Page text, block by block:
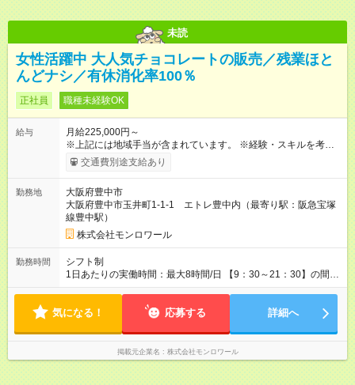
未読
女性活躍中 大人気チョコレートの販売／残業ほと
んどナシ／有休消化率100％
正社員 職種未経験OK
給与
月給225,000円～
※上記には地域手当が含まれています。 ※経験・スキルを考慮し
て決定します。 ※残業代は全額支給します。（1分単位で支給）
【試用期間】試用期間なし
交通費別途支給あり
勤務地
大阪府豊中市
大阪府豊中市玉井町1-1-1 エトレ豊中内（最寄り駅：阪急宝塚
線豊中駅）
株式会社モンロワール
勤務時間
シフト制
1日あたりの実働時間：最大8時間/日 【9：30～21：30】の間で
シフト制 └1日あたりの実働時間：8時間 ＜シフト例＞ ・9：30
季は残業がほとんどありません。繁忙期の冬季でも月10～15時
気になる！ 応募する 詳細へ
掲載元企業名 株式会社モンロワール